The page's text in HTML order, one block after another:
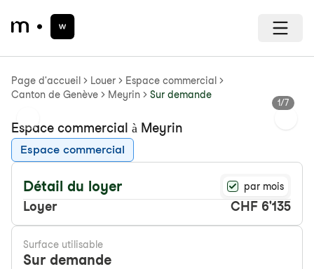
Page d'accueil Louer
Espace commercial
Canton de Genève
Meyrin Sur demande
Previous slide
1/7
Espace commercial à Meyrin
Espace commercial
Détail du loyer par mois
Loyer CHF 6'135
Surface utilisable
Sur demande